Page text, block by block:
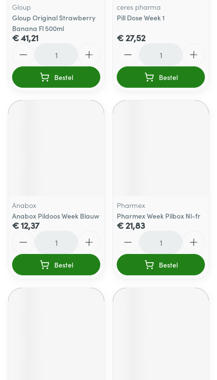
Gloup
Gloup Original Strawberry
Banana Fl 500ml
€ 41,21
Bestel
ceres pharma
Pill Dose Week 1
€ 27,52
Bestel
Anabox
Anabox Pildoos Week Blauw
€ 12,37
Bestel
Pharmex
Pharmex Week Pilbox Nl-fr
€ 21,83
Bestel